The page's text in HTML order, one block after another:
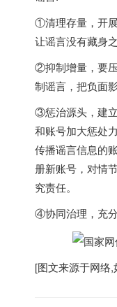
①清理存量，开
让谣言没有藏身之
②抑制增量，要
制谣言，把负面
③惩治源头，建
和账号加大惩处
传播谣言信息的
册新账号，对情
究责任。
④协同治理，充分
[图文来源于网络